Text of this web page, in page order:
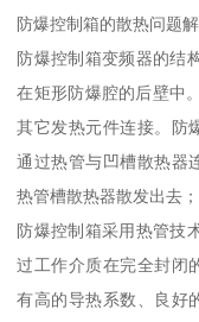
防爆控制箱的散热问题
防爆控制箱变频器的结
在矩形防爆腔的后壁中
其它发热元件连接。防
通过热管与凹槽散热器
热管槽散热器散发出去；
防爆控制箱采用热管技
过工作介质在完全封闭
有高的导热系数、良好